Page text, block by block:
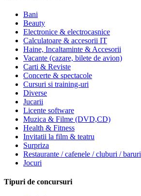
Bani
Beauty
Electronice & electrocasnice
Calculatoare & accesorii IT
Haine, Incaltaminte & Accesorii
Vacante (cazare, bilete de avion)
Carti & Reviste
Concerte & spectacole
Cursuri si training-uri
Diverse
Jucarii
Licente software
Muzica & Filme (DVD,CD)
Health & Fitness
Invitatii la film & teatru
Surpriza
Restaurante / cafenele / cluburi / baruri
Jocuri
Tipuri de concursuri